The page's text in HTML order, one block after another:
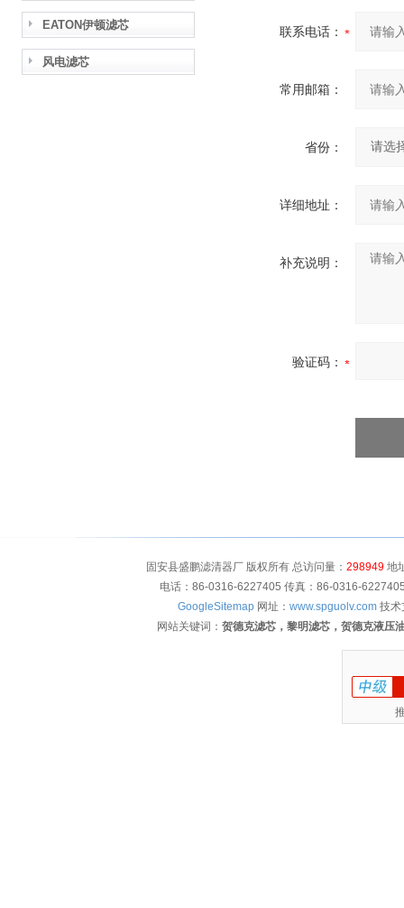
EATON伊顿滤芯
风电滤芯
联系电话：
常用邮箱：
省份：
详细地址：
补充说明：
验证码：
固安县盛鹏滤清器厂 版权所有 总访问量： 298949地
电话：86-0316-6227405 传真：86-0316-
GoogleSitemap 网址： www.spguolv.com 技术
网站关键词： 贺德克滤芯，黎明滤芯，贺德克液压